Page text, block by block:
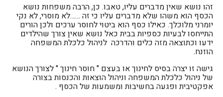
זהו נושא שאין מדברים עליו, טאבו. כן, הרבה משפחות נושא
הכסף הוא משהו שלא מדברים עליו כי זה ……לא מוסרי, לא נקי
יומרני מלוכלך. כאילו כסף הוא ביטוי לחוסר ערכים ולכן הורים
התייחסו לבעיות כספיות בבית כאל נושא שאין צורך שהילדים
ידעו וכתוצאה מזה כלים והדרכה לניהול כלכלת המשפחה
הוזנח.
גישה זו יצרה בסיס לחינוך או בעצם " חוסר חינוך " לצורך הנושא
של ניהול כלכלת המשפחה וניהול הוצאות והכנסות בצורה
אפקטיבית ופגעה בחשיבות ומשמעות של הכסף .